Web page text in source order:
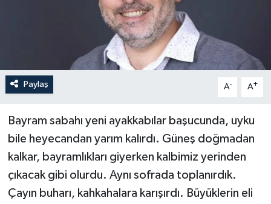
Paylaş A- A+
Bayram sabahı yeni ayakkabılar başucunda, uyku
bile heyecandan yarım kalırdı. Güneş doğmadan
kalkar, bayramlıkları giyerken kalbimiz yerinden
çıkacak gibi olurdu. Aynı sofrada toplanırdık.
Çayın buharı, kahkahalara karışırdı. Büyüklerin eli